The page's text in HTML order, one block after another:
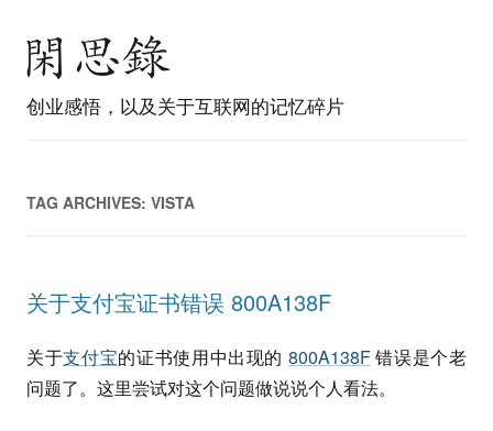
创业感悟，以及关于互联网的记忆碎片
TAG ARCHIVES: VISTA
关于支付宝证书错误 800A138F
关于支付宝的证书使用中出现的 800A138F错误是个老
问题了。这里尝试对这个问题做说说个人看法。